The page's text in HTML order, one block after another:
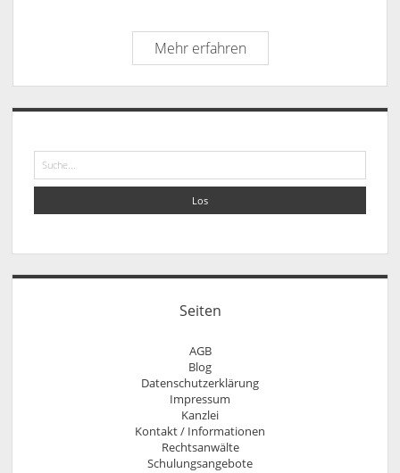
Mehr erfahrenDie
Abberufung
eines
nur
mit
wichtigen
Schutznorm
unionsrechtskonform.
Sidebar
Seiten
AGB
Blog
Datenschutzerklärung
Impressum
Kanzlei
Kontakt / Informationen
Anfahrt
Informationen
Rechtsanwälte
Rechtsanwalt Nils Pütz
Schulungsangebote